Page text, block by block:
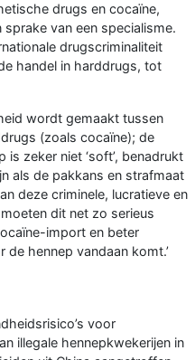
drugs en cocaïne,
van een specialisme.
drugscriminaliteit
handel in harddrugs, tot
wordt gemaakt tussen
(zoals cocaïne); de
zeker niet ‘soft’, benadrukt
als de pakkans en strafmaat
deze criminele, lucratieve en
dit net zo serieus
import en beter
de hennep vandaan komt.’
voor
illegale hennepkwekerijen in